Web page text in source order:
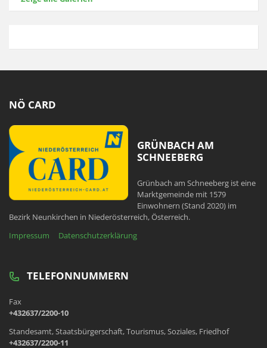
NÖ CARD
GRÜNBACH AM
SCHNEEBERG
Grünbach am Schneeberg ist eine
Marktgemeinde mit 1579
Einwohnern (Stand 2020) im
Bezirk Neunkirchen in Niederösterreich, Österreich.
Impressum
Datenschutzerklärung
TELEFONNUMMERN
Fax
+432637/2200-10
Standesamt, Staatsbürgerschaft, Tourismus, Soziales, Friedhof
+432637/2200-11